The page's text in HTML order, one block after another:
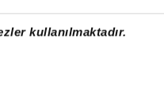
kullanılmaktadır.